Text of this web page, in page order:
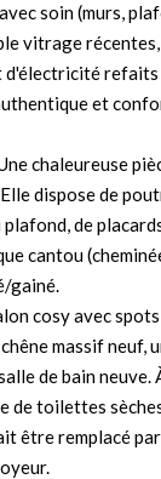
soin (murs,
vitrage
d'électricité
et
chaleureuse
dispose de
de
cantou
gainé.
cosy avec
massif neuf,
de bain
de toilettes
être remplacé